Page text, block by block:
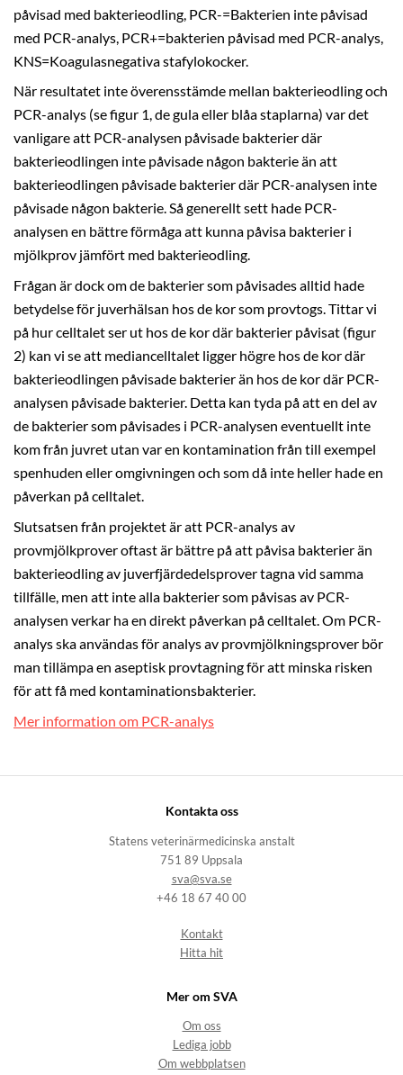
påvisad med bakterieodling, PCR-=Bakterien inte påvisad
med PCR-analys, PCR+=bakterien påvisad med PCR-analys,
KNS=Koagulasnegativa stafylokocker.
När resultatet inte överensstämde mellan bakterieodling och
PCR-analys (se figur 1, de gula eller blåa staplarna) var det
vanligare att PCR-analysen påvisade bakterier där
bakterieodlingen inte påvisade någon bakterie än att
bakterieodlingen påvisade bakterier där PCR-analysen inte
påvisade någon bakterie. Så generellt sett hade PCR-
analysen en bättre förmåga att kunna påvisa bakterier i
mjölkprov jämfört med bakterieodling.
Frågan är dock om de bakterier som påvisades alltid hade
betydelse för juverhälsan hos de kor som provtogs. Tittar vi
på hur celltalet ser ut hos de kor där bakterier påvisat (figur
2) kan vi se att mediancelltalet ligger högre hos de kor där
bakterieodlingen påvisade bakterier än hos de kor där PCR-
analysen påvisade bakterier. Detta kan tyda på att en del av
de bakterier som påvisades i PCR-analysen eventuellt inte
kom från juvret utan var en kontamination från till exempel
spenhuden eller omgivningen och som då inte heller hade en
påverkan på celltalet.
Slutsatsen från projektet är att PCR-analys av
provmjölkprover oftast är bättre på att påvisa bakterier än
bakterieodling av juverfjärdedelsprover tagna vid samma
tillfälle, men att inte alla bakterier som påvisas av PCR-
analysen verkar ha en direkt påverkan på celltalet. Om PCR-
analys ska användas för analys av provmjölkningsprover bör
man tillämpa en aseptisk provtagning för att minska risken
för att få med kontaminationsbakterier.
Mer information om PCR-analys
Kontakta oss
Statens veterinärmedicinska anstalt
751 89 Uppsala
sva@sva.se
+46 18 67 40 00
Kontakt
Hitta hit
Mer om SVA
Om oss
Lediga jobb
Om webbplatsen